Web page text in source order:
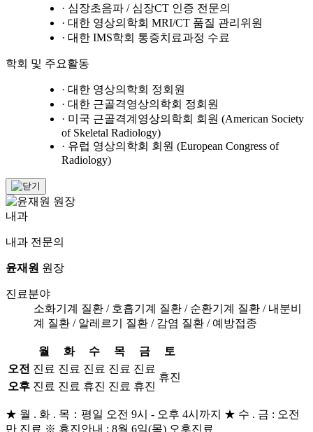
· 심장초음파 / 심장CT 인증 전문의
· 대한 영상의학회 MRI/CT 품질 관리위원
· 대한 IMS학회 통증치료과정 수료
학회 및 주요활동
· 대한 영상의학회 정회원
· 대한 근골격영상의학회 정회원
· 미국 근골격계영상의학회 회원 (American Society
of Skeletal Radiology)
· 유럽 영상의학회 회원 (European Congress of
Radiology)
내과
내과 전문의
윤재원 원장
진료분야
소화기계 질환 / 호흡기계 질환 / 순환기계 질환 / 내분비
계 질환 / 알레르기 질환 / 감염 질환 / 예방접종
월 화 수 목 금
토
오전 진료 진료 진료 진료 진료
휴진
오후 진료 진료 휴진 진료 휴진
★ 월 . 화 . 목：평일 오전 9시 - 오후 4시까지 ★ 수 . 금 : 오전
만 진료 ※ 휴진안내 : 8월 6일(목) 오후진료